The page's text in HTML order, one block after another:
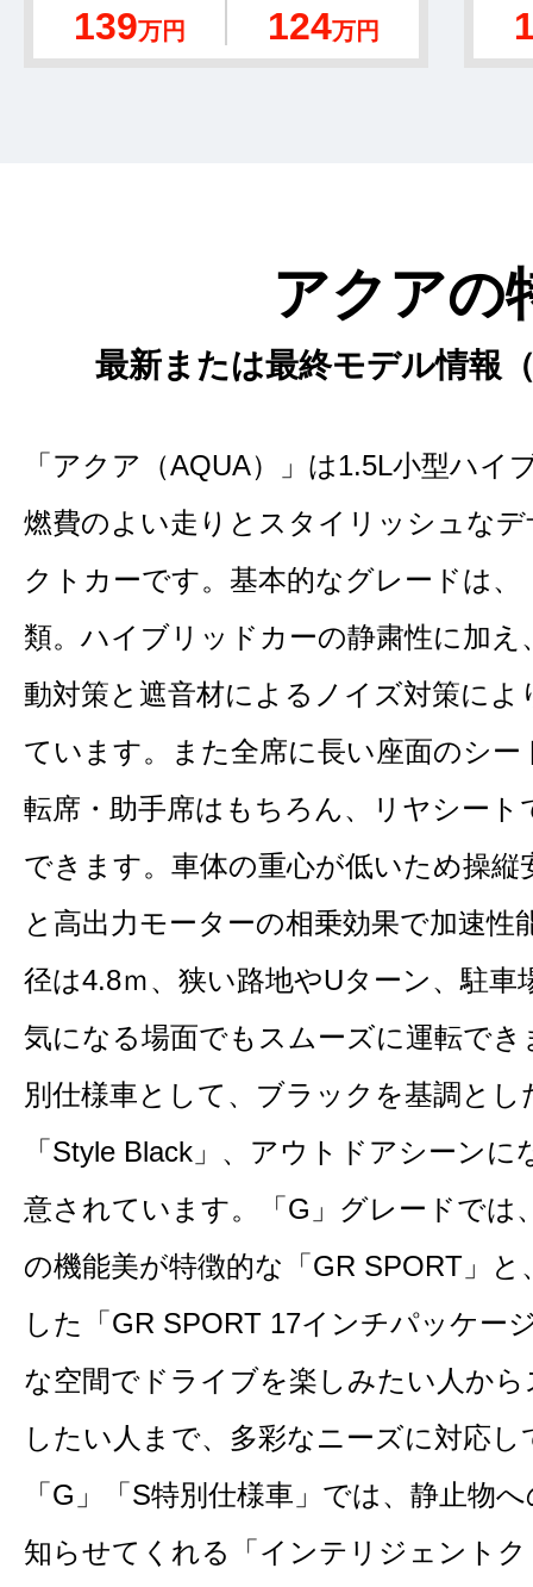
139万円 124万円
アクアの
最新または最終モデル情報
「アクア（AQUA）」は1.5L小型ハ
燃費のよい走りとスタイリッシュな
クトカーです。基本的なグレードは、
類。ハイブリッドカーの静粛性に加
動対策と遮音材によるノイズ対策によ
ています。また全席に長い座面のシ
転席・助手席はもちろん、リヤシー
できます。車体の重心が低いため操
と高出力モーターの相乗効果で加速性
径は4.8ｍ、狭い路地やUターン、駐
気になる場面でもスムーズに運転で
別仕様車として、ブラックを基調と
「Style Black」、アウトドアシーン
意されています。「G」グレードでは
の機能美が特徴的な「GR SPORT」
した「GR SPORT 17インチパッケー
な空間でドライブを楽しみたい人か
したい人まで、多彩なニーズに対応
「G」「S特別仕様車」では、静止物
知らせてくれる「インテリジェント